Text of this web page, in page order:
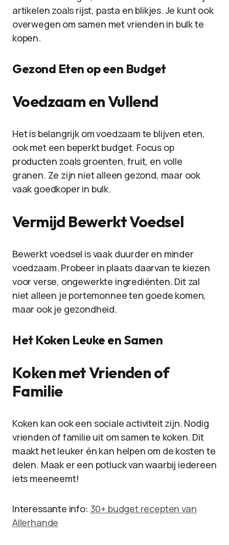
artikelen zoals rijst, pasta en blikjes. Je kunt ook
overwegen om samen met vrienden in bulk te
kopen.
Gezond Eten op een Budget
Voedzaam en Vullend
Het is belangrijk om voedzaam te blijven eten,
ook met een beperkt budget. Focus op
producten zoals groenten, fruit, en volle
granen. Ze zijn niet alleen gezond, maar ook
vaak goedkoper in bulk.
Vermijd Bewerkt Voedsel
Bewerkt voedsel is vaak duurder en minder
voedzaam. Probeer in plaats daarvan te kiezen
voor verse, ongewerkte ingrediënten. Dit zal
niet alleen je portemonnee ten goede komen,
maar ook je gezondheid.
Het Koken Leuke en Samen
Koken met Vrienden of
Familie
Koken kan ook een sociale activiteit zijn. Nodig
vrienden of familie uit om samen te koken. Dit
maakt het leuker én kan helpen om de kosten te
delen. Maak er een potluck van waarbij iedereen
iets meeneemt!
Interessante info: 30+ budget recepten van
Allerhande